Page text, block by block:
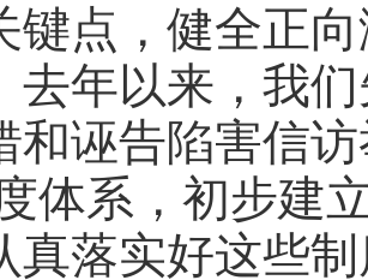
键点，健全正
去年以来，我
和诬告陷害信
体系，初步建
真落实好这些